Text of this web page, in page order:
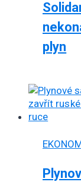
plyn